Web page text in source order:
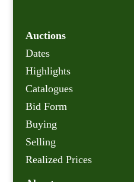
Auctions
Dates
Highlights
Catalogues
Bid Form
Buying
Selling
Realized Prices